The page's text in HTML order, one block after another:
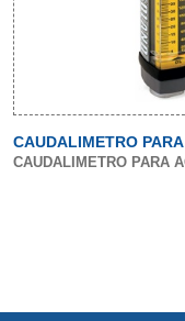
CAUDALIMETRO
CAUDALIMETRO PARA